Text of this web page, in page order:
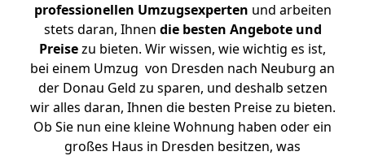
professionellen Umzugsexperten und arbeiten
stets daran, Ihnen die besten Angebote und
Preisezu bieten. Wir wissen, wie wichtig es ist,
bei einem Umzug von Dresden nach Neuburg an
der Donau Geld zu sparen, und deshalb setzen
wir alles daran, Ihnen die besten Preise zu bieten.
Ob Sie nun eine kleine Wohnung haben oder ein
großes Haus in Dresden besitzen, was